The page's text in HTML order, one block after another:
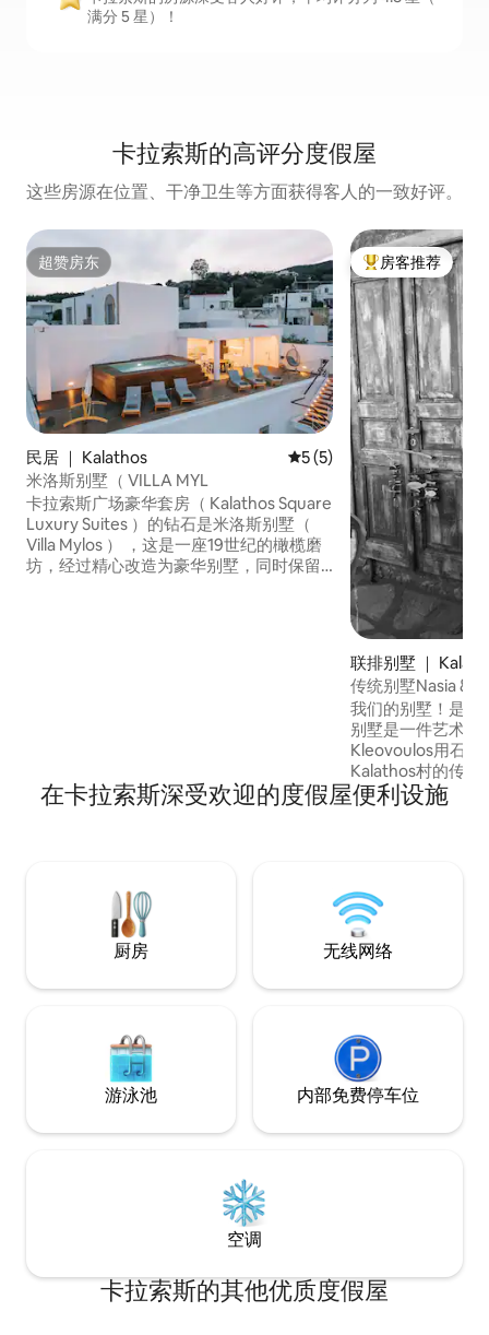
满分 5 星）！
卡拉索斯的高评分度假屋
这些房源在位置、干净卫生等方面获得客人的一致好评。
超赞房东
超赞房东
民居 ｜ Kalathos 平均评分 5 分（满分 5 分）
5 (5)
米洛斯别墅（ VILLA MYL
卡拉索斯广场豪华套房（ Kalathos Square
Luxury Suites ）的钻石是米洛斯别墅（
Villa Mylos ） ，这是一座19世纪的橄榄磨
坊，经过精心改造为豪华别墅，同时保留
热门「房客推荐」
房客推荐
联排别墅 ｜
传统别墅Nasia
我们的别墅！是我
别墅是一件艺术品
Kleovoulos用石头
Kalathos村的传统
经过精心挑选和手
阳台上，我们可以
求。
在卡拉索斯深受欢迎的度假屋便利设施
厨房 无线网络
游泳池 内部免费停车位
空调
卡拉索斯的其他优质度假屋